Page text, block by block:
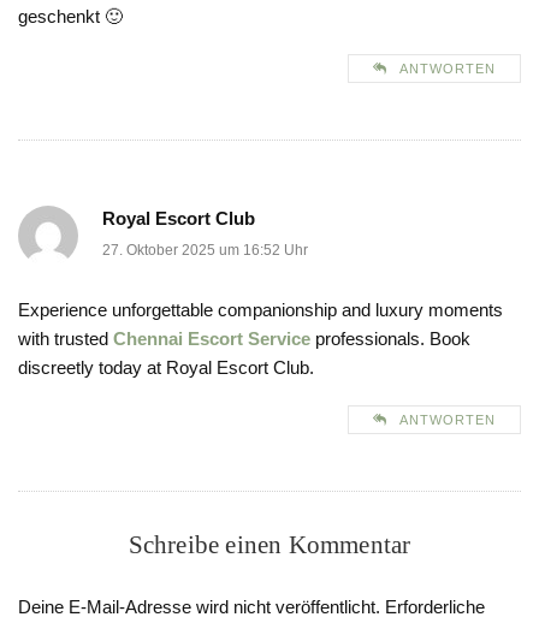
geschenkt 🙂
ANTWORTEN
Royal Escort Club
27. Oktober 2025 um 16:52 Uhr
Experience unforgettable companionship and luxury moments
with trusted Chennai Escort Service professionals. Book
discreetly today at Royal Escort Club.
ANTWORTEN
Schreibe einen Kommentar
Deine E-Mail-Adresse wird nicht veröffentlicht. Erforderliche